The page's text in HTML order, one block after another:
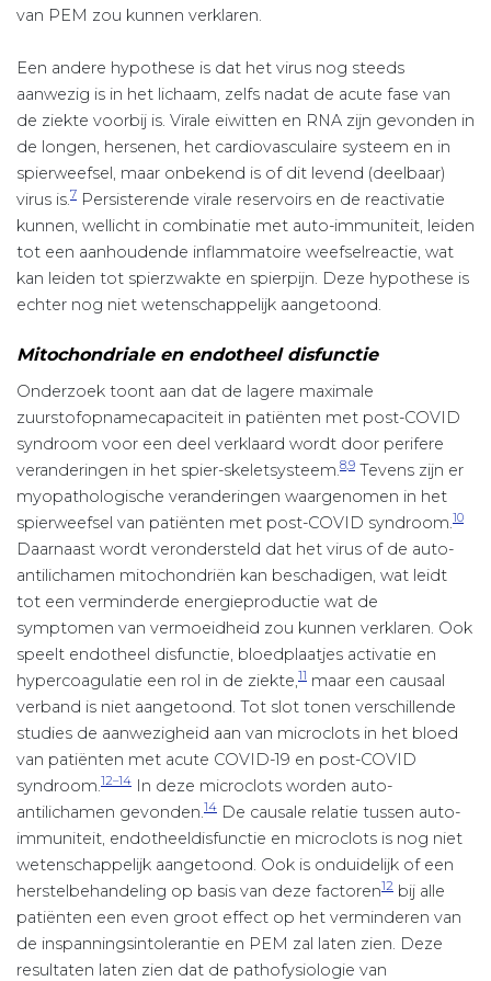
van PEM zou kunnen verklaren.
Een andere hypothese is dat het virus nog steeds
aanwezig is in het lichaam, zelfs nadat de acute fase van
de ziekte voorbij is. Virale eiwitten en RNA zijn gevonden in
de longen, hersenen, het cardiovasculaire systeem en in
spierweefsel, maar onbekend is of dit levend (deelbaar)
virus is.7 Persisterende virale reservoirs en de reactivatie
kunnen, wellicht in combinatie met auto-immuniteit, leiden
tot een aanhoudende inflammatoire weefselreactie, wat
kan leiden tot spierzwakte en spierpijn. Deze hypothese is
echter nog niet wetenschappelijk aangetoond.
Mitochondriale en endotheel disfunctie
Onderzoek toont aan dat de lagere maximale
zuurstofopnamecapaciteit in patiënten met post-COVID
syndroom voor een deel verklaard wordt door perifere
veranderingen in het spier-skeletsysteem.8,9 Tevens zijn er
myopathologische veranderingen waargenomen in het
spierweefsel van patiënten met post-COVID syndroom.10
Daarnaast wordt verondersteld dat het virus of de auto-
antilichamen mitochondriën kan beschadigen, wat leidt
tot een verminderde energieproductie wat de
symptomen van vermoeidheid zou kunnen verklaren. Ook
speelt endotheel disfunctie, bloedplaatjes activatie en
hypercoagulatie een rol in de ziekte,11 maar een causaal
verband is niet aangetoond. Tot slot tonen verschillende
studies de aanwezigheid aan van microclots in het bloed
van patiënten met acute COVID-19 en post-COVID
syndroom.12–14 In deze microclots worden auto-
antilichamen gevonden.14 De causale relatie tussen auto-
immuniteit, endotheeldisfunctie en microclots is nog niet
wetenschappelijk aangetoond. Ook is onduidelijk of een
herstelbehandeling op basis van deze factoren12 bij alle
patiënten een even groot effect op het verminderen van
de inspanningsintolerantie en PEM zal laten zien. Deze
resultaten laten zien dat de pathofysiologie van